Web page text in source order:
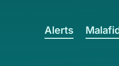
Alerts